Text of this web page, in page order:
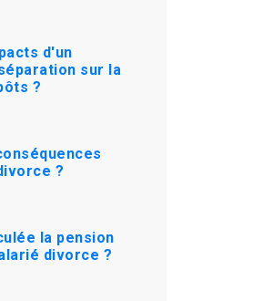
d'un
sur la
?
?
la pension
divorce ?